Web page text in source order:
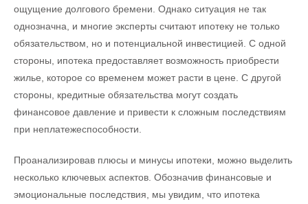
ощущение долгового бремени. Однако ситуация не так
однозначна, и многие эксперты считают ипотеку не только
обязательством, но и потенциальной инвестицией. С одной
стороны, ипотека предоставляет возможность приобрести
жилье, которое со временем может расти в цене. С другой
стороны, кредитные обязательства могут создать
финансовое давление и привести к сложным последствиям
при неплатежеспособности.
Проанализировав плюсы и минусы ипотеки, можно выделить
несколько ключевых аспектов. Обозначив финансовые и
эмоциональные последствия, мы увидим, что ипотека